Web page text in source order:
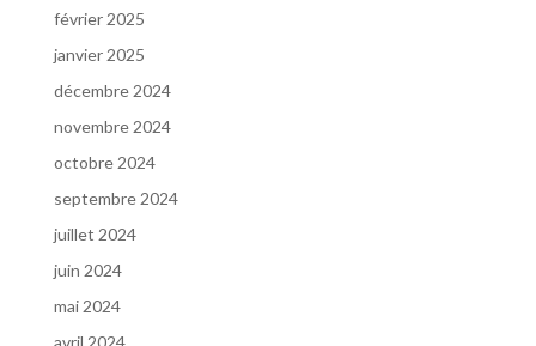
février 2025
janvier 2025
décembre 2024
novembre 2024
octobre 2024
septembre 2024
juillet 2024
juin 2024
mai 2024
avril 2024